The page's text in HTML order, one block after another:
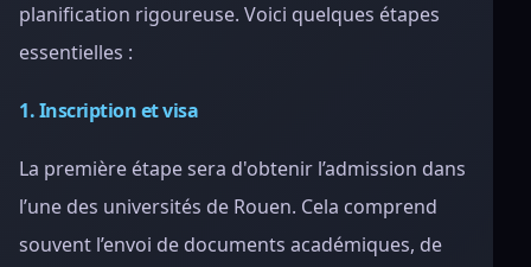
planification rigoureuse. Voici quelques étapes
essentielles :
1. Inscription et visa
La première étape sera d'obtenir l’admission dans
l’une des universités de Rouen. Cela comprend
souvent l’envoi de documents académiques, de